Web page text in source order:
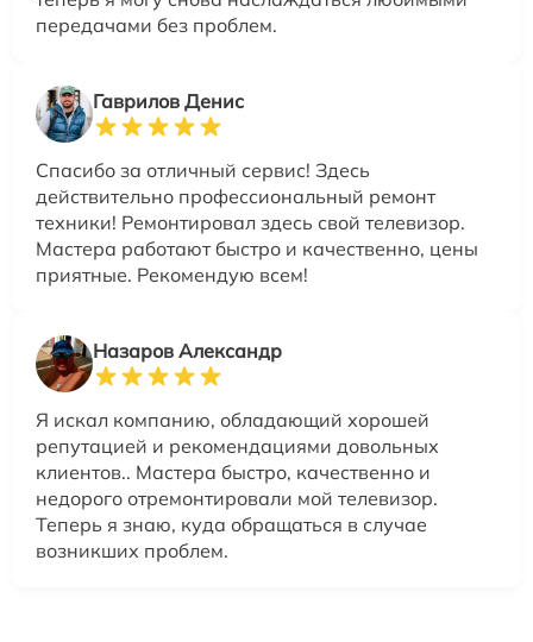
передачами без проблем.
Гаврилов Денис
Спасибо за отличный сервис! Здесь
действительно профессиональный ремонт
техники! Ремонтировал здесь свой телевизор.
Мастера работают быстро и качественно, цены
приятные. Рекомендую всем!
Назаров Александр
Я искал компанию, обладающий хорошей
репутацией и рекомендациями довольных
клиентов.. Мастера быстро, качественно и
недорого отремонтировали мой телевизор.
Теперь я знаю, куда обращаться в случае
возникших проблем.